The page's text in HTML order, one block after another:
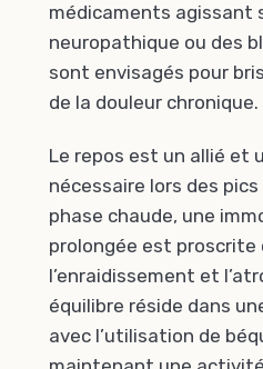
médicaments agissant
neuropathique ou des
sont envisagés pour
de la douleur chronique.
Le repos est un allié et
nécessaire lors des
phase chaude, une
prolongée est proscrite
l’enraidissement et
équilibre réside dans
avec l’utilisation de